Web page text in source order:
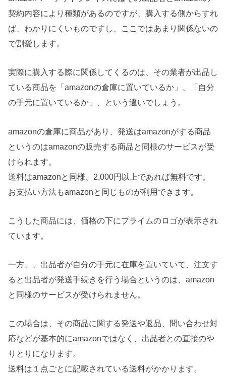
契約内容により種類があるのですが、購入する側からすれ
ば、わかりにくいものですし、ここではあまり関係ないの
で割愛します。
実際に購入する際に関係してくるのは、その業者が出品し
ている商品を「amazonの倉庫に置いているか」、「自分
の手元に置いているか」、という違いでしょう。
amazonの倉庫に商品があり、発送はamazonがする商品
というのはamazonの販売する商品と同様のサービスが受
けられます。
送料はamazonと同様、2,000円以上であれば無料です。
お支払い方法もamazonと同じものが利用できます。
こうした商品には、価格の下にプライムのロゴが表示され
ています。
一方、、出品者が自分の手元に在庫を置いていて、注文す
ると出品者が発送手続きを行う場合というのは、amazon
と同様のサービスが受けられません。
この場合は、その商品に関する発送や返品、問い合わせ対
応などが基本的にamazonではなく、出品者との直接のや
りとりになります。
送料は１点ごとに記載されている送料がかかります。